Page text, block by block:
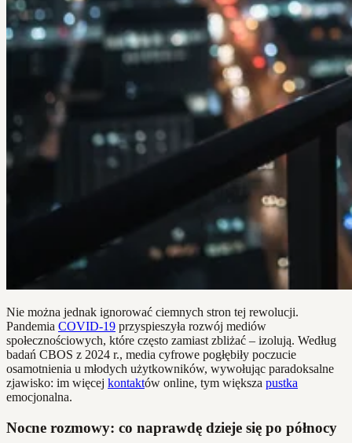
Nie można jednak ignorować ciemnych stron tej rewolucji.
Pandemia COVID-19 przyspieszyła rozwój mediów
społecznościowych, które często zamiast zbliżać – izolują. Według
badań CBOS z 2024 r., media cyfrowe pogłębiły poczucie
osamotnienia u młodych użytkowników, wywołując paradoksalne
zjawisko: im więcej kontaktów online, tym większa pustka
emocjonalna.
Nocne rozmowy: co naprawdę dzieje się po północy